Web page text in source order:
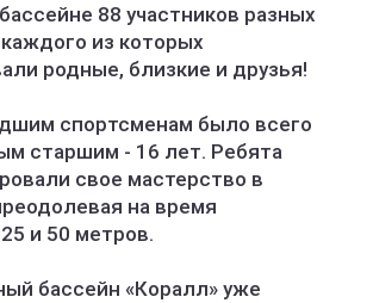
88 участников разных
из которых
родные, близкие и друзья!
спортсменам было всего
старшим - 16 лет. Ребята
свое мастерство в
на время
и 50 метров.
бассейн «Коралл» уже